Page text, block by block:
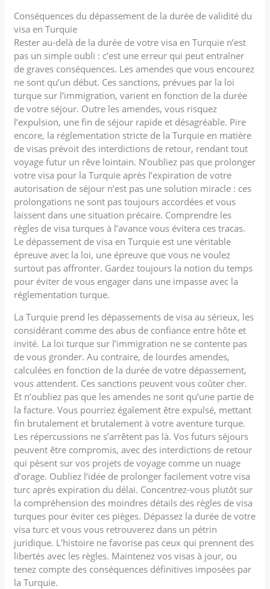
Conséquences du dépassement de la durée de validité du
visa en Turquie
Rester au-delà de la durée de votre visa en Turquie n’est
pas un simple oubli : c’est une erreur qui peut entraîner
de graves conséquences. Les amendes que vous encourez
ne sont qu’un début. Ces sanctions, prévues par la loi
turque sur l’immigration, varient en fonction de la durée
de votre séjour. Outre les amendes, vous risquez
l’expulsion, une fin de séjour rapide et désagréable. Pire
encore, la réglementation stricte de la Turquie en matière
de visas prévoit des interdictions de retour, rendant tout
voyage futur un rêve lointain. N’oubliez pas que prolonger
votre visa pour la Turquie après l’expiration de votre
autorisation de séjour n’est pas une solution miracle : ces
prolongations ne sont pas toujours accordées et vous
laissent dans une situation précaire. Comprendre les
règles de visa turques à l’avance vous évitera ces tracas.
Le dépassement de visa en Turquie est une véritable
épreuve avec la loi, une épreuve que vous ne voulez
surtout pas affronter. Gardez toujours la notion du temps
pour éviter de vous engager dans une impasse avec la
réglementation turque.
La Turquie prend les dépassements de visa au sérieux, les
considérant comme des abus de confiance entre hôte et
invité. La loi turque sur l’immigration ne se contente pas
de vous gronder. Au contraire, de lourdes amendes,
calculées en fonction de la durée de votre dépassement,
vous attendent. Ces sanctions peuvent vous coûter cher.
Et n’oubliez pas que les amendes ne sont qu’une partie de
la facture. Vous pourriez également être expulsé, mettant
fin brutalement et brutalement à votre aventure turque.
Les répercussions ne s’arrêtent pas là. Vos futurs séjours
peuvent être compromis, avec des interdictions de retour
qui pèsent sur vos projets de voyage comme un nuage
d’orage. Oubliez l’idée de prolonger facilement votre visa
turc après expiration du délai. Concentrez-vous plutôt sur
la compréhension des moindres détails des règles de visa
turques pour éviter ces pièges. Dépassez la durée de votre
visa turc et vous vous retrouverez dans un pétrin
juridique. L’histoire ne favorise pas ceux qui prennent des
libertés avec les règles. Maintenez vos visas à jour, ou
tenez compte des conséquences définitives imposées par
la Turquie.